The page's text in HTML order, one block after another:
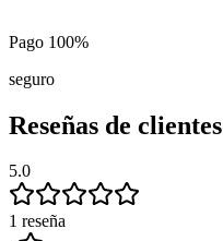
Pago 100%
seguro
Reseñas de clientes
5.0
1 reseña